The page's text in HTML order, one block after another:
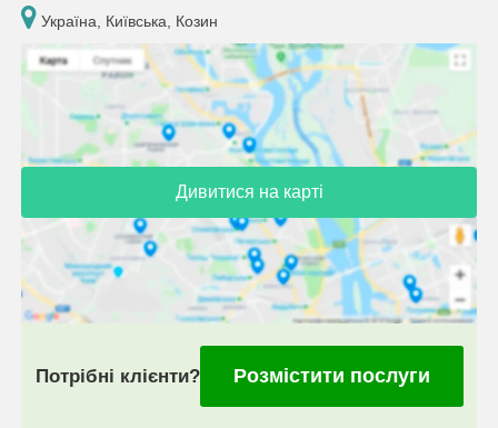
Україна, Київська, Козин
Дивитися на карті
Потрібні клієнти? Розмістити послуги